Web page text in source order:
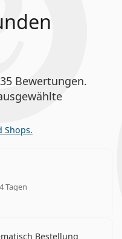
Bewertungen.
Shops.
Tagen
5 aus 5
Bestellung